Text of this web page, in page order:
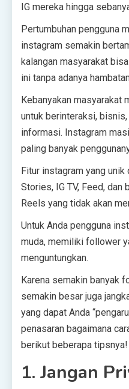
IG mereka hingga
Pertumbuhan pengguna
instagram semakin
kalangan masyarakat
ini tanpa adanya
Kebanyakan masyarakat
untuk berinteraksi,
informasi. Instagram
paling banyak
Fitur instagram yang
Stories, IG TV, Feed, dan
Reels yang tidak akan
Untuk Anda pengguna
muda, memiliki follower
menguntungkan.
Karena semakin banyak
semakin besar juga
yang dapat Anda
penasaran bagaimana
berikut beberapa tipsnya!
1. Jangan